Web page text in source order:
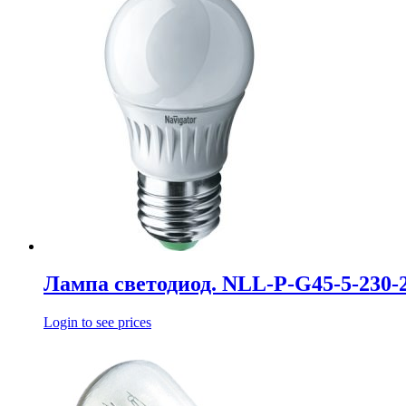
Лампа светодиод. NLL-P-G45-5-230-
Login to see prices